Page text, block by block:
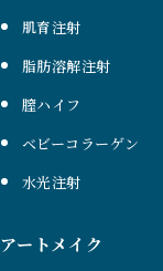
肌育注射
脂肪溶解注射
膣ハイフ
ベビーコラーゲン
水光注射
アートメイク